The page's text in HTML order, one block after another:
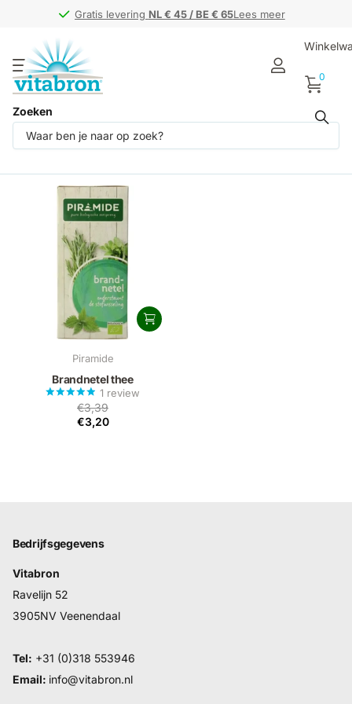
Gratis levering NL € 45 / BE € 65Lees meer
Gratis levering NL € 45 / BE € 65
Zoeken
0
Producten (1)
Piramide
Brandnetel thee
1 review
€3,39
€3,20
Bedrijfsgegevens
Vitabron
Ravelijn 52
3905NV Veenendaal
Tel: +31 (0)318 553946
Email: info@vitabron.nl